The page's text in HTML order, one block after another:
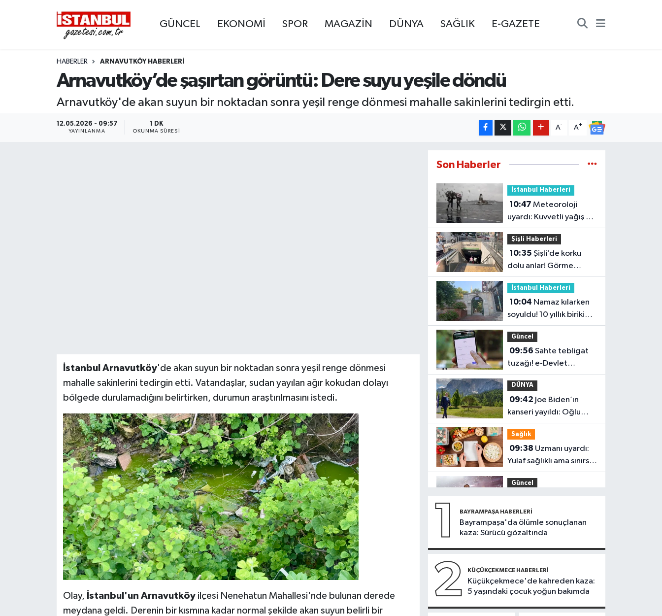
GÜNCEL EKONOMİ SPOR MAGAZİN DÜNYA SAĞLIK E-GAZETE
HABERLER ARNAVUTKÖY HABERLERI
Arnavutköy’de şaşırtan görüntü: Dere suyu yeşile döndü
Arnavutköy'de akan suyun bir noktadan sonra yeşil renge dönmesi mahalle sakinlerini tedirgin etti.
12.05.2026 - 09:57
YAYINLANMA
1 DK
OKUNMA SÜRESI
A- A+
İstanbul Arnavutköy'de akan suyun bir noktadan sonra yeşil renge dönmesi
mahalle sakinlerini tedirgin etti. Vatandaşlar, sudan yayılan ağır kokudan dolayı
bölgede durulamadığını belirtirken, durumun araştırılmasını istedi.
Olay, İstanbul'un Arnavutköyilçesi Nenehatun Mahallesi'nde bulunan derede
meydana geldi. Derenin bir kısmına kadar normal şekilde akan suyun belirli bir
Son Haberler
İstanbul Haberleri
10:47
uyardı: Kuvvetli yağış ve
fırtına geliyor
Şişli Haberleri
10:35
dolu anlar! Görme
engelli genç metro
raylarına düştü
İstanbul Haberleri
10:04
soyuldu! 10 yıllık birikimi
saniyeler içinde gitti
Güncel
09:56
tuzağı! e-Devlet
bilgilerinizi çaldırmayın
DÜNYA
09:42
kanseri yayıldı: Oğlu
Hunter Biden’dan
açıklama
Sağlık
09:38
Yulaf sağlıklı ama sınırsız
değil
Güncel
Salah heyecanı:
Turizmde hareketlilik
başladı
Sağlık
bölgelerde zehirli
tehlike
Güngören Haberleri
09:17Güngören’de
balkonu çöken 5 katlı
1 BAYRAMPAŞA HABERLERI
Bayrampaşa'da ölümle sonuçlanan
kaza: Sürücü gözaltında
2 KÜÇÜKÇEKMECE HABERLERI
Küçükçekmece'de kahreden kaza:
5 yaşındaki çocuk yoğun bakımda
EKONOMİ
İSTANBUL
Nöbetçi Eczaneler
Hava Durumu
Trafik Durumu